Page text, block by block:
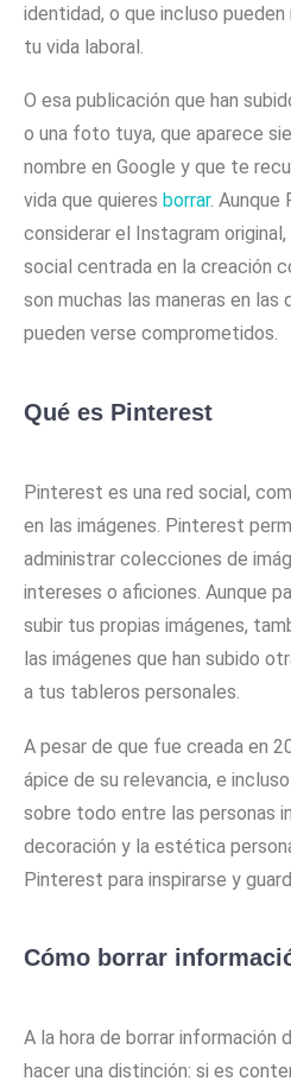
identidad, o que incluso
tu vida laboral.
O esa publicación que han
o una foto tuya, que aparece
nombre en Google y que te
vida que quieres borrar. Aunque
considerar el Instagram
social centrada en la creación
son muchas las maneras en
pueden verse comprometidos.
Qué es Pinterest
Pinterest es una red social,
en las imágenes. Pinterest
administrar colecciones de
intereses o aficiones. Aunque
subir tus propias imágenes,
las imágenes que han subido
a tus tableros personales.
A pesar de que fue creada en
ápice de su relevancia, e
sobre todo entre las personas
decoración y la estética
Pinterest para inspirarse y
Cómo borrar
A la hora de borrar información
hacer una distinción: si es